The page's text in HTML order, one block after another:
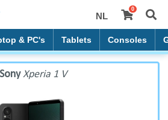
NL
0
& PC's Tablets Consoles
Sony Xperia 1 V